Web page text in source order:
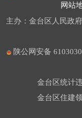
网站
主办：金台区人民政府
陕公网安备
金台区统计
金台区住建